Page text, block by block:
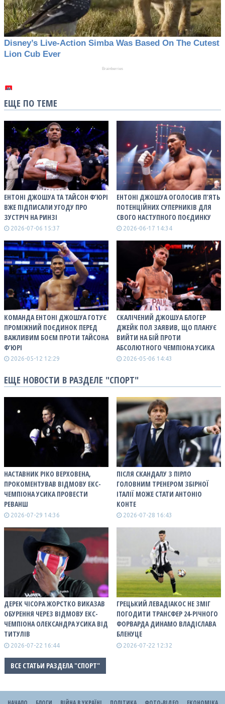
ЕЩЕ ПО ТЕМЕ
ЕНТОНІ ДЖОШУА ТА ТАЙСОН Ф’ЮРІ
ВЖЕ ПІДПИСАЛИ УГОДУ ПРО
ЗУСТРІЧ НА РИНЗІ
2026-07-06 15:37
ЕНТОНІ ДЖОШУА ОГОЛОСИВ П’ЯТЬ
ПОТЕНЦІЙНИХ СУПЕРНИКІВ ДЛЯ
СВОГО НАСТУПНОГО ПОЄДИНКУ
2026-06-17 14:34
КОМАНДА ЕНТОНІ ДЖОШУА ГОТУЄ
ПРОМІЖНИЙ ПОЄДИНОК ПЕРЕД
ВАЖЛИВИМ БОЄМ ПРОТИ ТАЙСОНА
Ф’ЮРІ
2026-05-12 12:29
СКАЛІЧЕНИЙ ДЖОШУА БЛОГЕР
ДЖЕЙК ПОЛ ЗАЯВИВ, ЩО ПЛАНУЄ
ВИЙТИ НА БІЙ ПРОТИ
АБСОЛЮТНОГО ЧЕМПІОНА УСИКА
2026-05-06 14:43
ЕЩЕ НОВОСТИ В РАЗДЕЛЕ "СПОРТ"
НАСТАВНИК РІКО ВЕРХОВЕНА,
ПРОКОМЕНТУВАВ ВІДМОВУ ЕКС-
ЧЕМПІОНА УСИКА ПРОВЕСТИ
РЕВАНШ
2026-07-29 14:36
ПІСЛЯ СКАНДАЛУ З ПІРЛО
ГОЛОВНИМ ТРЕНЕРОМ ЗБІРНОЇ
ІТАЛІЇ МОЖЕ СТАТИ АНТОНІО
КОНТЕ
2026-07-28 16:43
ДЕРЕК ЧІСОРА ЖОРСТКО ВИКАЗАВ
ОБУРЕННЯ ЧЕРЕЗ ВІДМОВУ ЕКС-
ЧЕМПІОНА ОЛЕКСАНДРА УСИКА ВІД
ТИТУЛІВ
2026-07-22 16:44
ГРЕЦЬКИЙ ЛЕВАДІАКОС НЕ ЗМІГ
ПОГОДИТИ ТРАНСФЕР 24-РІЧНОГО
ФОРВАРДА ДИНАМО ВЛАДІСЛАВА
БЛЕНУЦЕ
2026-07-22 12:32
ВСЕ СТАТЬИ РАЗДЕЛА "СПОРТ"